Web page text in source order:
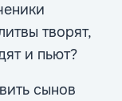
творят,
и пьют?
сынов